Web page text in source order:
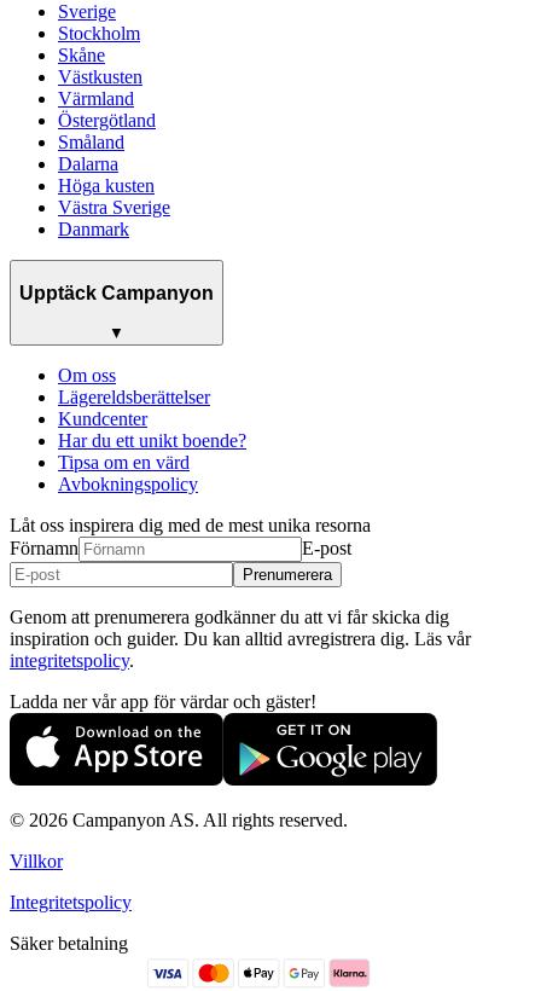
Sverige
Stockholm
Skåne
Västkusten
Värmland
Östergötland
Småland
Dalarna
Höga kusten
Västra Sverige
Danmark
Upptäck Campanyon
▼
Om oss
Lägereldsberättelser
Kundcenter
Har du ett unikt boende?
Tipsa om en värd
Avbokningspolicy
Låt oss inspirera dig med de mest unika resorna
Förnamn
E-post
Prenumerera
Genom att prenumerera godkänner du att vi får skicka dig
inspiration och guider. Du kan alltid avregistrera dig. Läs vår
integritetspolicy.
Ladda ner vår app för värdar och gäster!
© 2026 Campanyon AS. All rights reserved.
Villkor
Integritetspolicy
Säker betalning